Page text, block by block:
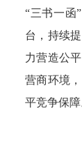
“三书一函
台，持续
力营造公
营商环境
平竞争保障